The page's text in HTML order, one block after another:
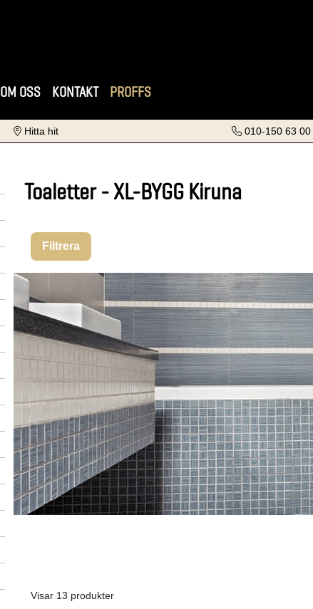
OM OSS KONTAKT PROFFS
Hitta hit 010-150 63 00
Toaletter - XL-BYGG Kiruna
Filtrera
Visar 13 produkter